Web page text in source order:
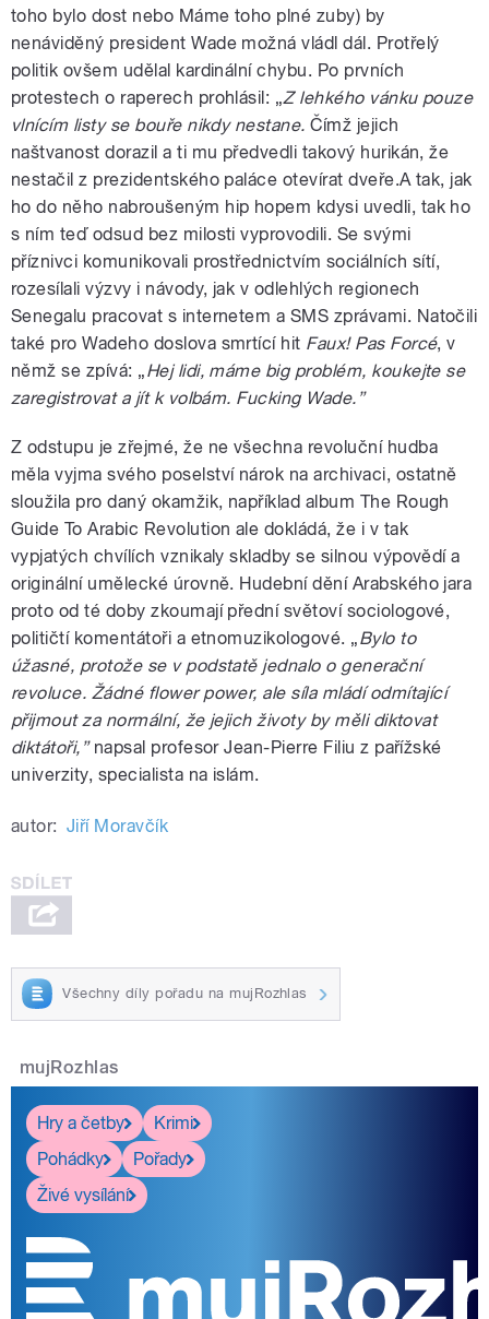
toho bylo dost nebo Máme toho plné zuby) by
nenáviděný president Wade možná vládl dál. Protřelý
politik ovšem udělal kardinální chybu. Po prvních
protestech o raperech prohlásil: „Z lehkého vánku pouze
vlnícím listy se bouře nikdy nestane.Čímž jejich
naštvanost dorazil a ti mu předvedli takový hurikán, že
nestačil z prezidentského paláce otevírat dveře.A tak, jak
ho do něho nabroušeným hip hopem kdysi uvedli, tak ho
s ním teď odsud bez milosti vyprovodili. Se svými
příznivci komunikovali prostřednictvím sociálních sítí,
rozesílali výzvy i návody, jak v odlehlých regionech
Senegalu pracovat s internetem a SMS zprávami. Natočili
také pro Wadeho doslova smrtící hit Faux! Pas Forcé, v
němž se zpívá: „Hej lidi, máme big problém, koukejte se
zaregistrovat a jít k volbám. Fucking Wade.”
Z odstupu je zřejmé, že ne všechna revoluční hudba
měla vyjma svého poselství nárok na archivaci, ostatně
sloužila pro daný okamžik, například album The Rough
Guide To Arabic Revolution ale dokládá, že i v tak
vypjatých chvílích vznikaly skladby se silnou výpovědí a
originální umělecké úrovně. Hudební dění Arabského jara
proto od té doby zkoumají přední světoví sociologové,
političtí komentátoři a etnomuzikologové. „Bylo to
úžasné, protože se v podstatě jednalo o generační
revoluce. Žádné flower power, ale síla mládí odmítající
přijmout za normální, že jejich životy by měli diktovat
diktátoři,”napsal profesor Jean-Pierre Filiu z pařížské
univerzity, specialista na islám.
autor: Jiří Moravčík
Všechny díly pořadu na mujRozhlas
mujRozhlas
Hry a četby
Krimi
Pohádky
Pořady
Živé vysílání